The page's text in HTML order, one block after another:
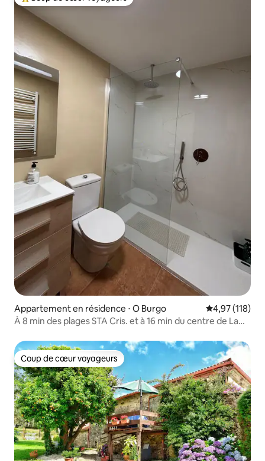
Coups de cœur voyageurs les plus appréciés
Appartement en résidence ⋅ O Burgo Évaluation
4,97 (118)
À 8 min des plages STA Cris. et à 16 min du centre de La
Coup de cœur voyageurs
Coup de cœur voyageurs